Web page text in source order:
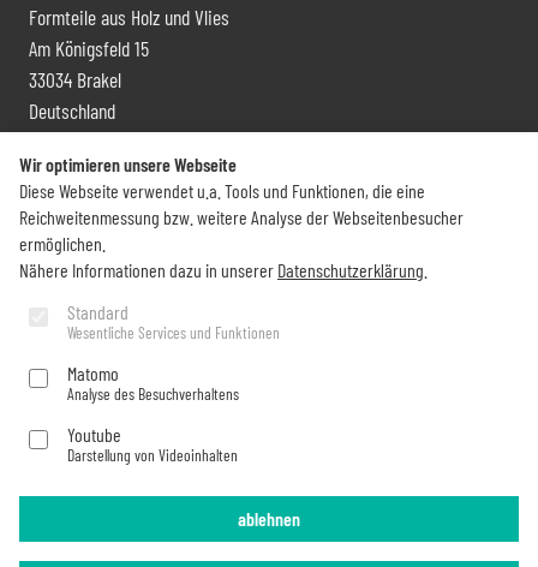
Formteile aus Holz und Vlies
Am Königsfeld 15
33034 Brakel
Deutschland
Kontakt und Vertrieb
+49 (0) 5272 6009 0
info@becker-brakel.de
Sie möchten rund um Becker immer auf dem Laufenden bleiben?
Jetzt abonnieren
Impressum Datenschutz
Wir optimieren unsere Webseite
Diese Webseite verwendet u.a. Tools und Funktionen, die eine
Reichweitenmessung bzw. weitere Analyse der Webseitenbesucher
ermöglichen.
Nähere Informationen dazu in unserer Datenschutzerklärung
Standard
Wesentliche Services und Funktionen
Matomo
Analyse des Besuchverhaltens
Youtube
Darstellung von Videoinhalten
ablehnen